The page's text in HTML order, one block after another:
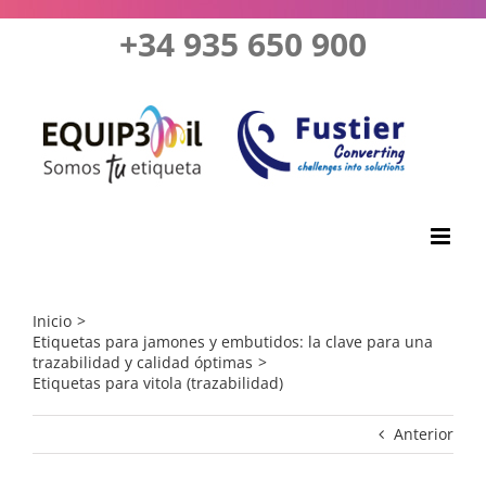
+34 935 650 900
Inicio
Etiquetas para jamones y embutidos: la clave para una
trazabilidad y calidad óptimas
Etiquetas para vitola (trazabilidad)
Anterior